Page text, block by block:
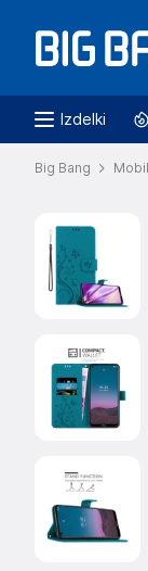
Izdelki
Big Bang